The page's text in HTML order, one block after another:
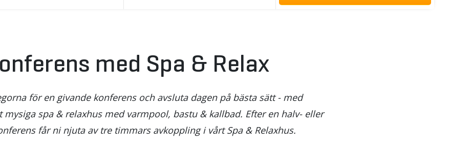
med Spa & Relax
för en givande konferens och avsluta dagen på bästa sätt - med
mysiga spa & relaxhus med varmpool, bastu & kallbad. Efter en halv- eller
får ni njuta av tre timmars avkoppling i vårt Spa & Relaxhus.